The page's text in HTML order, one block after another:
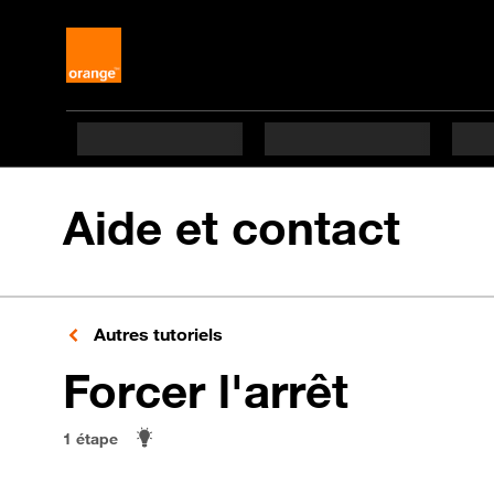
Aide et contact
Autres tutoriels
Forcer l'arrêten 1
1 étape